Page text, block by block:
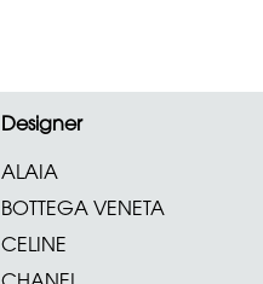
Designer
ALAIA
BOTTEGA VENETA
CELINE